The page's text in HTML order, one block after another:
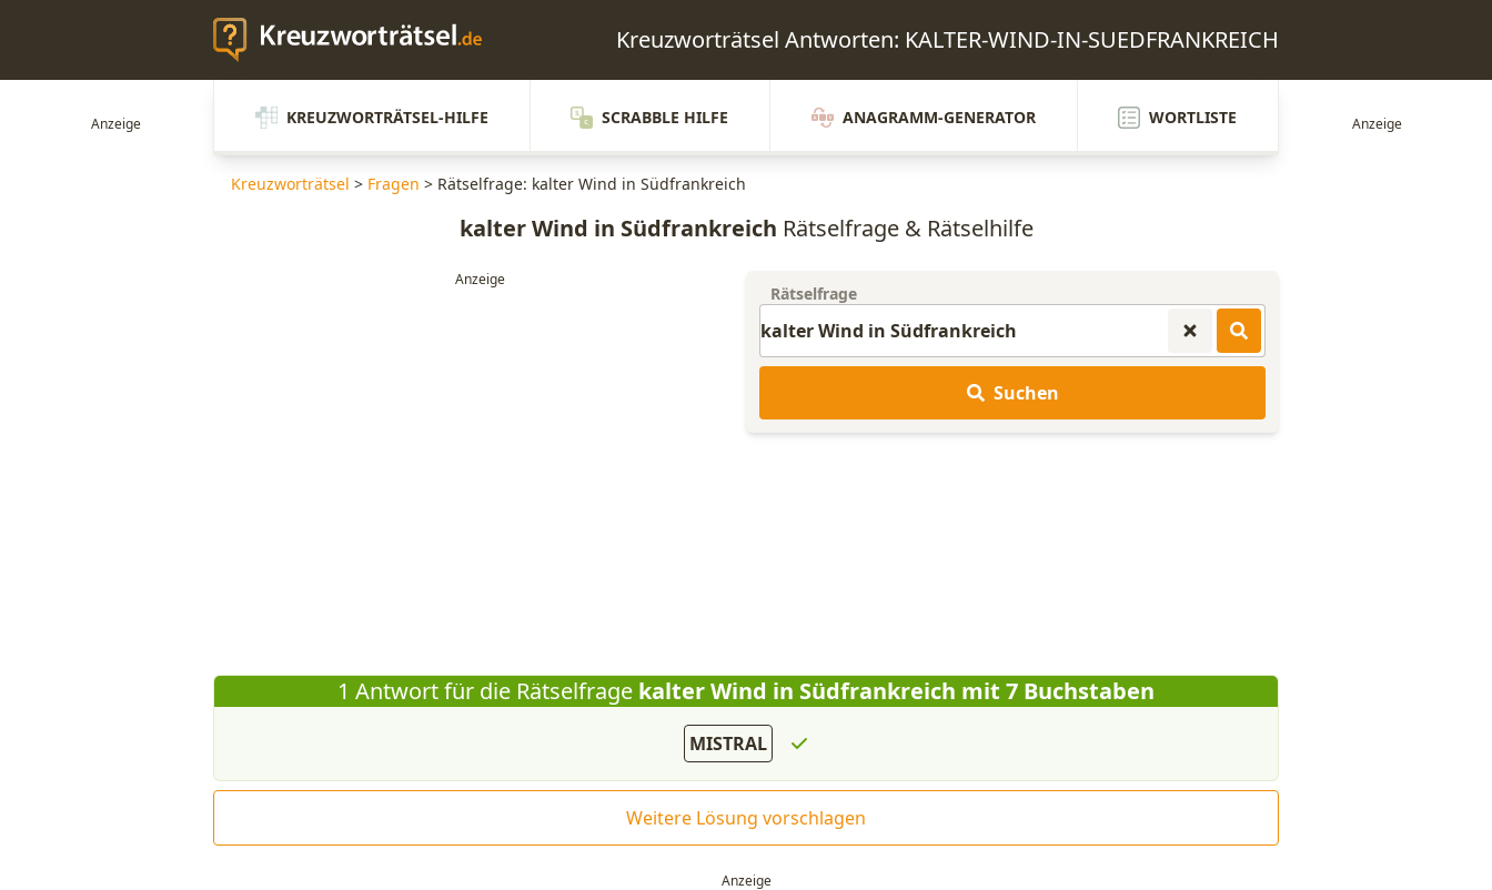
Kreuzworträtsel Antworten: KALTER-WIND-IN-SUEDFRANKREICH
KREUZWORTRÄTSEL-HILFE SCRABBLE HILFE ANAGRAMM-GENERATOR WORTLISTE
Kreuzworträtsel > Fragen > Rätselfrage: kalter Wind in Südfrankreich
kalter Wind in Südfrankreich Rätselfrage & Rätselhilfe
Rätselfrage
Suchen
1 Antwort für die Rätselfrage kalter Wind in Südfrankreich mit 7 Buchstaben
MISTRAL
Weitere Lösung vorschlagen